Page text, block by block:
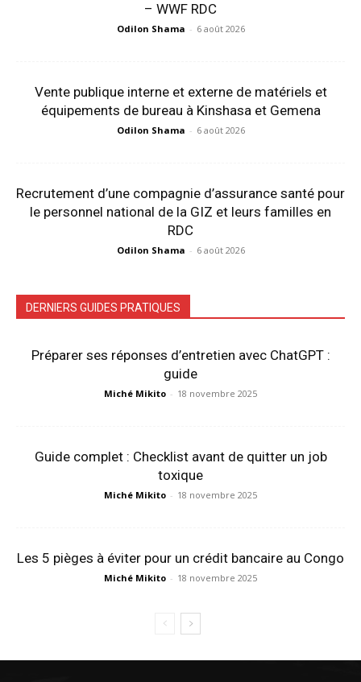
– WWF RDC
Odilon Shama - 6 août 2026
Vente publique interne et externe de matériels et
équipements de bureau à Kinshasa et Gemena
Odilon Shama - 6 août 2026
Recrutement d’une compagnie d’assurance santé pour
le personnel national de la GIZ et leurs familles en
RDC
Odilon Shama - 6 août 2026
DERNIERS GUIDES PRATIQUES
Préparer ses réponses d’entretien avec ChatGPT :
guide
Miché Mikito - 18 novembre 2025
Guide complet : Checklist avant de quitter un job
toxique
Miché Mikito - 18 novembre 2025
Les 5 pièges à éviter pour un crédit bancaire au Congo
Miché Mikito - 18 novembre 2025